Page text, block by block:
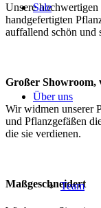
Sale
Über uns
Team
Unsere hochwertigen
handgefertigten
auffallend schön und
Großer Showroom,
Wir widmen unserer
und Pflanzgefäßen
die sie verdienen.
Maßgeschneidert